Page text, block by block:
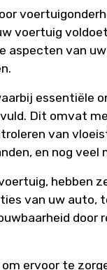
voertuig
aspecten van
essentiële
Dit omvat
van
en nog veel
hebben
van uw auto,
door
ervoor te